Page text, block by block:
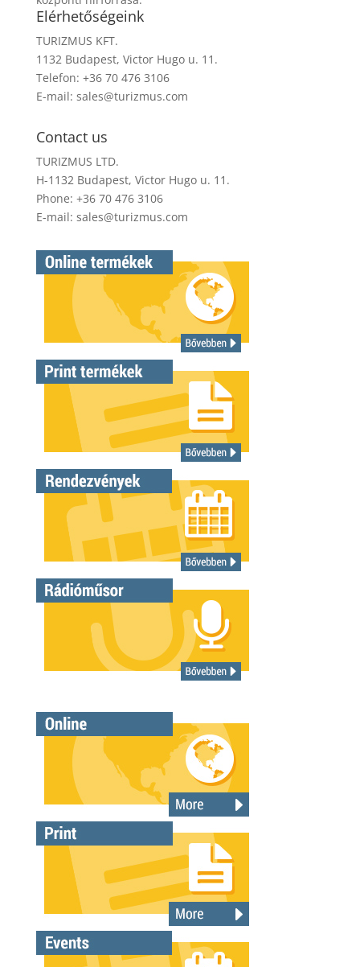
Elérhetőségeink
TURIZMUS KFT.
1132 Budapest, Victor Hugo u. 11.
Telefon: +36 70 476 3106
E-mail: sales@turizmus.com
Contact us
TURIZMUS LTD.
H-1132 Budapest, Victor Hugo u. 11.
Phone: +36 70 476 3106
E-mail: sales@turizmus.com